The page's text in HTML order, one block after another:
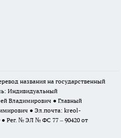
названия на государственный
Индивидуальный
Владимирович ● Главный
● Эл.почта: kreol-
● Рег. № ЭЛ № ФС 77 – 90420 от